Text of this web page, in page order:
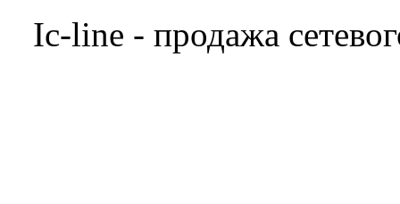
Ic-line - продажа